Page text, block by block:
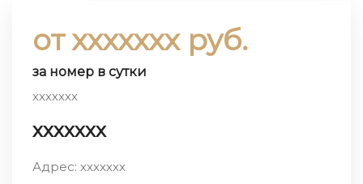
от ххххххх руб.
за номер в сутки
ххххххх
ххххххх
Адрес: ххххххх